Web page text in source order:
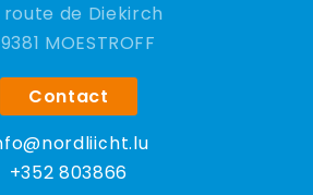
route de Diekirch
9381 MOESTROFF
Contact
+352 803866